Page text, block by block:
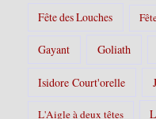
Fête des Louches
Gayant Goliath
Isidore Court'orelle
L'Aigle à deux têtes